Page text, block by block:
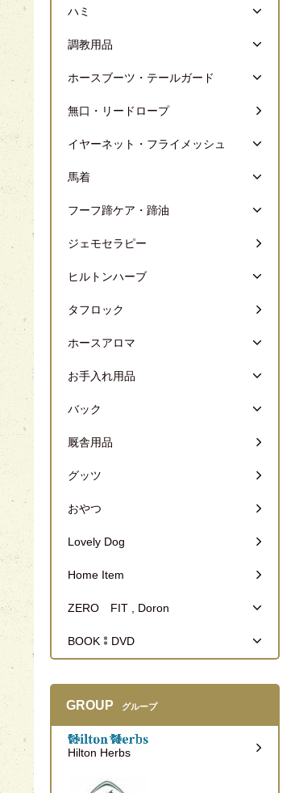
ハミ
調教用品
ホースブーツ・テールガード
無口・リードロープ
イヤーネット・フライメッシュ
馬着
フーフ蹄ケア・蹄油
ジェモセラピー
ヒルトンハーブ
タフロック
ホースアロマ
お手入れ用品
バック
厩舎用品
グッツ
おやつ
Lovely Dog
Home Item
ZERO FIT , Doron
BOOK⁑DVD
GROUP グループ
Hilton Herbs